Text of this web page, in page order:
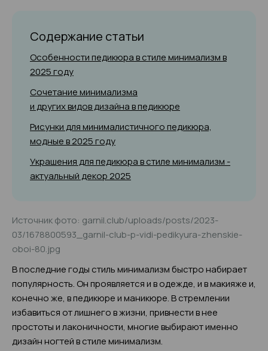
Содержание статьи
Особенности педикюра в стиле минимализм в
2025 году
Сочетание минимализма
и других видов дизайна в педикюре
Рисунки для минималистичного педикюра,
модные в 2025 году
Украшения для педикюра в стиле минимализм -
актуальный декор 2025
Источник фото: garnil.club/uploads/posts/2023-
03/1678800593_garnil-club-p-vidi-pedikyura-zhenskie-
oboi-80.jpg
В последние годы стиль минимализм быстро набирает
популярность. Он проявляется и в одежде, и в макияже и,
конечно же, в педикюре и маникюре. В стремлении
избавиться от лишнего в жизни, привнести в нее
простоты и лаконичности, многие выбирают именно
дизайн ногтей в стиле минимализм.